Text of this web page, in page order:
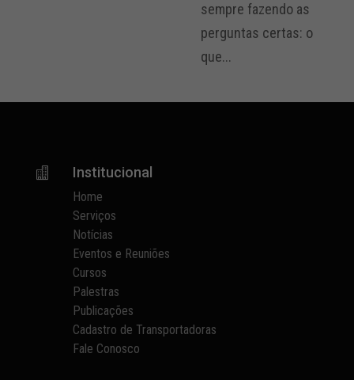
sempre fazendo as
perguntas certas: o
que...
 Institucional
Home
Serviços
Notícias
Eventos e Reuniões
Cursos
Palestras
Publicações
Cadastro de Transportadoras
Fale Conosco